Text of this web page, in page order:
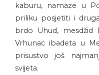
kaburu, namaze u
priliku posjetiti i
brdo Uhud, mesdžid
Vrhunac ibadeta u
prisustvo još
svijeta.